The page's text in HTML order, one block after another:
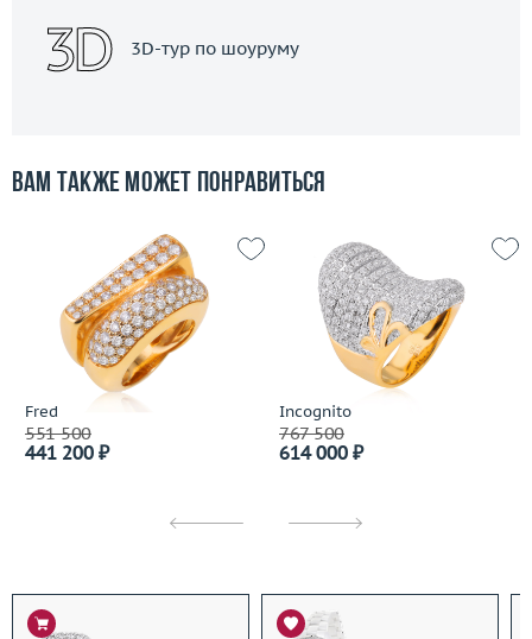
3D-тур по шоуруму
Вам также может понравиться
Fred
551 500
441 200 ₽
Incognito
767 500
614 000 ₽